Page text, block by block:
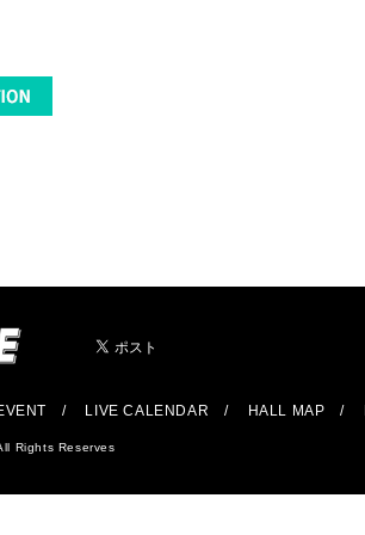
LIVE CALENDAR HALL MAP
Rights Reserves